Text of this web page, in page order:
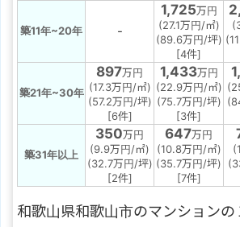
築11年~20年 -
1,725万円
(27.1万円/㎡)
(89.6万円/坪)
[4件]
築21年~30年
897万円
(17.3万円/㎡)
(57.2万円/坪)
[6件]
1,433万円
(22.9万円/㎡)
(75.7万円/坪)
[3件]
築31年以上
350万円
(9.9万円/㎡)
(32.7万円/坪)
[2件]
647万円
(10.8万円/㎡)
(35.7万円/坪)
[7件]
和歌山県和歌山市のマンション